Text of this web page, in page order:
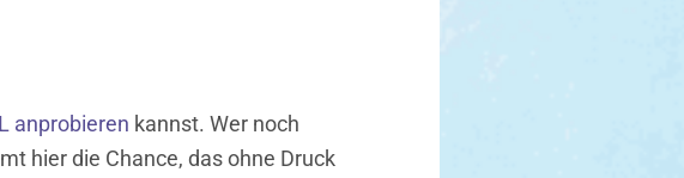
anprobieren kannst. Wer noch
hier die Chance, das ohne Druck